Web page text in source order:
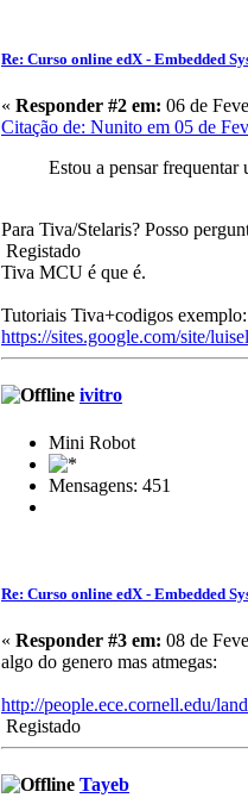
Re: Curso online edX - Embedded
« Responder #2 em: 06 de
Citação de: Nunito em 05 de
Estou a pensar frequentar
Para Tiva/Stelaris? Posso
Registado
Tiva MCU é que é.
Tutoriais Tiva+codigos exemplo:
https://sites.google.com/site/
ivitro
Mini Robot
Mensagens: 451
Re: Curso online edX - Embedded
« Responder #3 em: 08 de
algo do genero mas atmegas:
http://people.ece.cornell.edu/
Registado
Tayeb